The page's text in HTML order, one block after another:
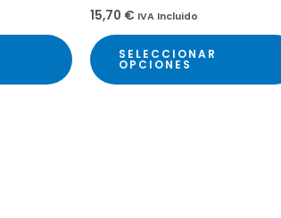
Este
producto
tiene
15,70 € IVA Incluido
SELECCIONAR
OPCIONES